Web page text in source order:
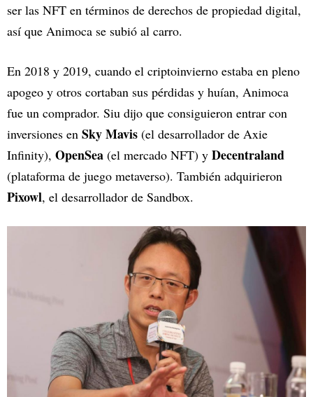
ser las NFT en términos de derechos de propiedad digital,
así que Animoca se subió al carro.
En 2018 y 2019, cuando el criptoinvierno estaba en pleno
apogeo y otros cortaban sus pérdidas y huían, Animoca
fue un comprador. Siu dijo que consiguieron entrar con
inversiones en Sky Mavis (el desarrollador de Axie
Infinity), OpenSea (el mercado NFT) y Decentraland
(plataforma de juego metaverso). También adquirieron
Pixowl, el desarrollador de Sandbox.